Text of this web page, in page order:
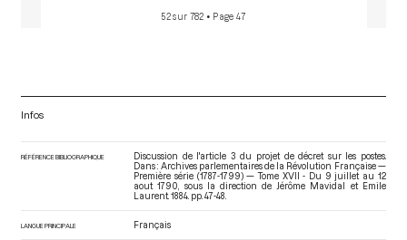
52 sur 782 • Page 47
Infos
RÉFÉRENCE BIBLIOGRAPHIQUE
Discussion de l'article 3 du projet de décret sur les postes.
Dans : Archives parlementaires de la Révolution Française —
Première série (1787-1799) — Tome XVII - Du 9 juillet au 12
aout 1790
, sous la direction de Jérôme Mavidal et Emile
Laurent. 1884. pp. 47-48.
LANGUE PRINCIPALE Français